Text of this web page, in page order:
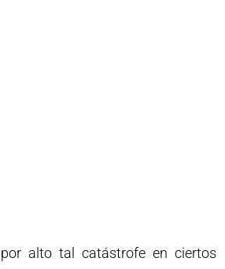
alto tal catástrofe en ciertos